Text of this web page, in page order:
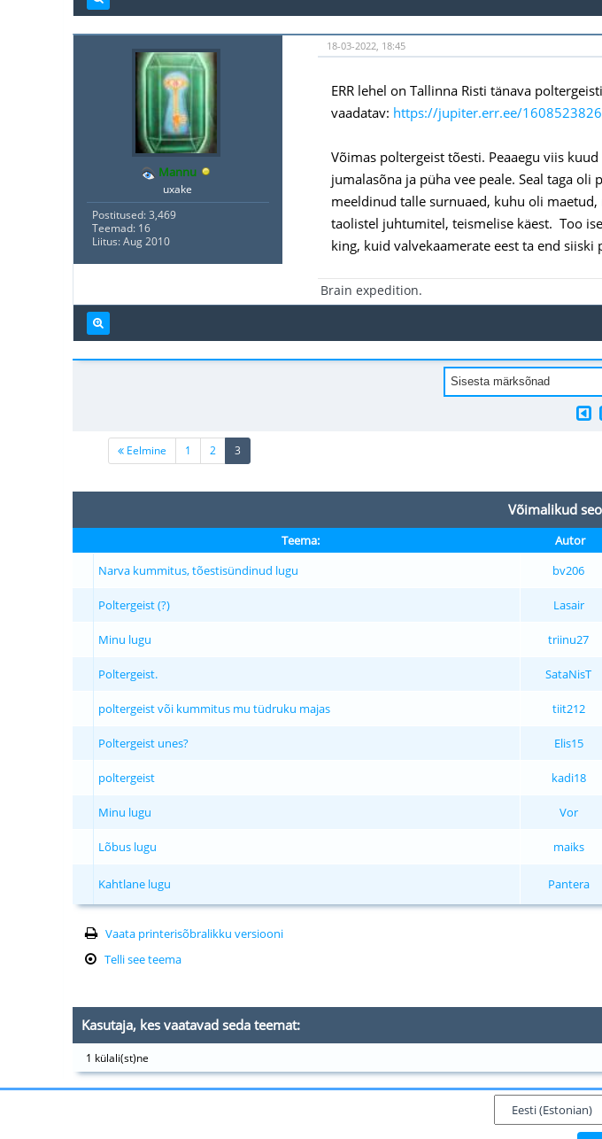
Mannu
uxake
Postitused: 3,469
Teemad: 16
Liitus: Aug 2010
18-03-2022, 18:45
ERR lehel on Tallinna Risti tänava
vaadatav: https://jupiter.err.ee/
Võimas poltergeist tõesti. Peaaegu viis
jumalasõna ja püha vee peale. Seal taga
meeldinud talle surnuaed, kuhu oli
taolistel juhtumitel, teismelise käest. Too
king, kuid valvekaamerate eest ta end siiski
Brain expedition.
Eelmine 1 2 3
Võimalikud
Teema: Autor
Narva kummitus, tõestisündinud lugu
bv206
Poltergeist (?) Lasair
Minu lugu triinu27
Poltergeist. SataNisT
poltergeist või kummitus mu tüdruku majas tiit212
Poltergeist unes? Elis15
poltergeist kadi18
Minu lugu Vor
Lõbus lugu maiks
Kahtlane lugu Pantera
Vaata printerisõbralikku versiooni
Telli see teema
Kasutaja, kes vaatavad seda teemat:
1 külali(st)ne